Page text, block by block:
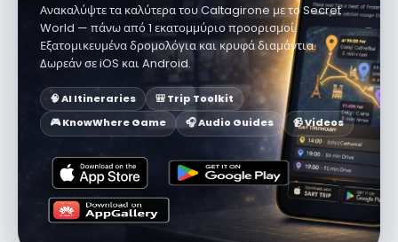
Ανακαλύψτε τα καλύτερα του Caltagirone με το Secret
World — πάνω από 1 εκατομμύριο προορισμοί.
Εξατομικευμένα δρομολόγια και κρυφά διαμάντια.
Δωρεάν σε iOS και Android.
🧠 AI Itineraries
🎒 Trip Toolkit
🎮 KnowWhere Game
🎧 Audio Guides 📹 Videos